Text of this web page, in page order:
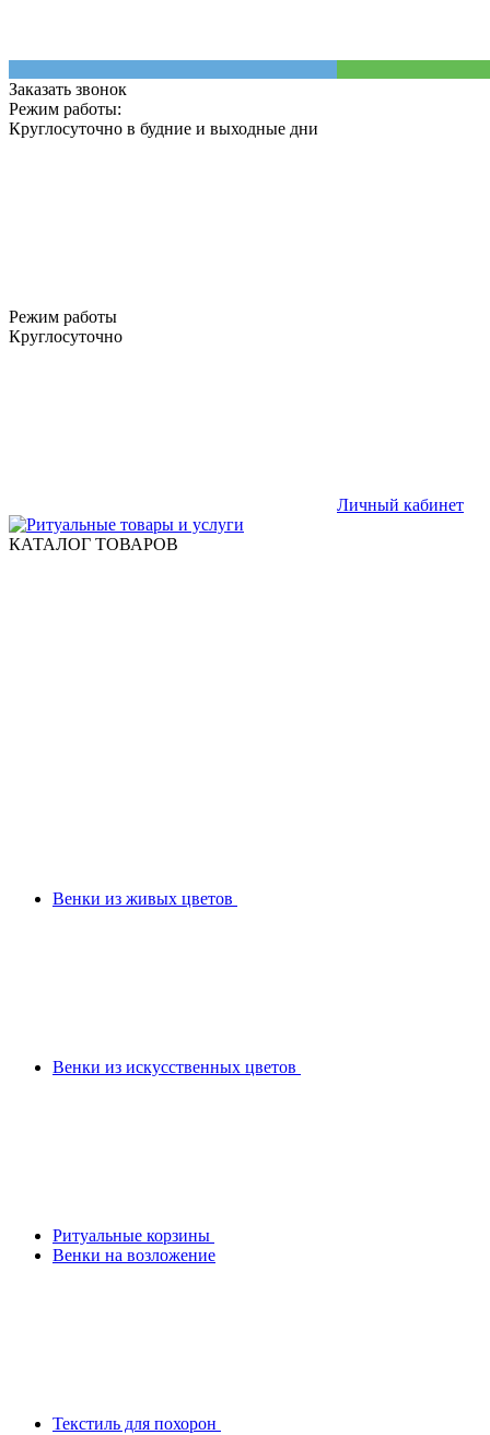
Заказать звонок
Режим работы:
Круглосуточно в будние и выходные дни
Режим работы
Круглосуточно
Личный кабинет
КАТАЛОГ ТОВАРОВ
Венки из живых цветов
Венки из искусственных цветов
Ритуальные корзины
Венки на возложение
Текстиль для похорон